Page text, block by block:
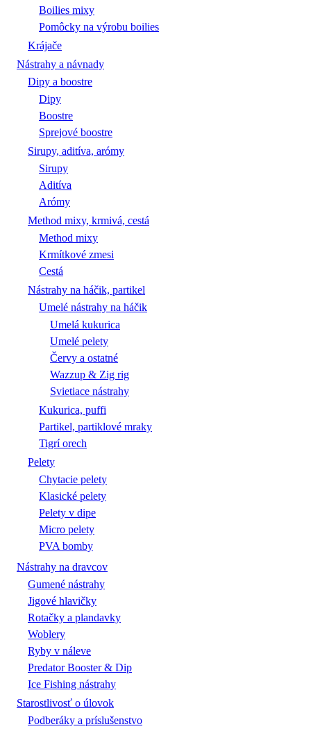
Boilies mixy
Pomôcky na výrobu boilies
Krájače
Nástrahy a návnady
Dipy a boostre
Dipy
Boostre
Sprejové boostre
Sirupy, aditíva, arómy
Sirupy
Aditíva
Arómy
Method mixy, krmivá, cestá
Method mixy
Krmítkové zmesi
Cestá
Nástrahy na háčik, partikel
Umelé nástrahy na háčik
Umelá kukurica
Umelé pelety
Červy a ostatné
Wazzup & Zig rig
Svietiace nástrahy
Kukurica, puffi
Partikel, partiklové mraky
Tigrí orech
Pelety
Chytacie pelety
Klasické pelety
Pelety v dipe
Micro pelety
PVA bomby
Nástrahy na dravcov
Gumené nástrahy
Jigové hlavičky
Rotačky a plandavky
Woblery
Ryby v náleve
Predator Booster & Dip
Ice Fishing nástrahy
Starostlivosť o úlovok
Podberáky a príslušenstvo